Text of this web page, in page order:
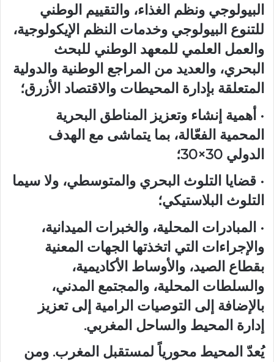
البيولوجي ونظم الغذاء، والتقييم الوطني
للتنوع البيولوجي وخدمات النظم الإيكولوجية،
والعمل العلمي للمعهد الوطني للبحث
البحري، والعديد من المراجع الوطنية والدولية
المتعلقة بإدارة المحيطات والاقتصاد الأزرق؛
• أهمية إنشاء وتعزيز المناطق البحرية
المحمية الفعّالة، بما يتماشى مع الهدف
الدولي 30×30؛
• قضايا التلوث البحري والمتوسطي، ولا سيما
التلوث البلاستيكي؛
• المبادرات المحلية، والخبرات الميدانية،
والإجراءات التي اتخذتها الجهات المعنية
بقطاع الصيد، والأوساط الأكاديمية،
والسلطات المحلية، والمجتمع المدني،
بالإضافة إلى التوصيات الرامية إلى تعزيز
إدارة المحيط والساحل المغربي.
يُعدّ المحيط محورياً لمستقبل المغرب. ومن